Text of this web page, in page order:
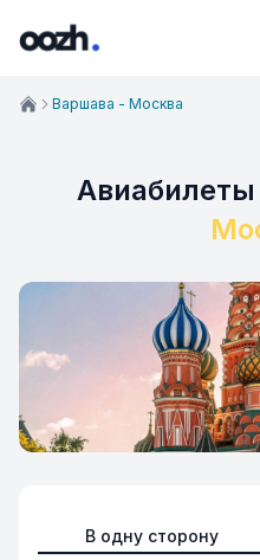
Авиабилеты
В одну сторону
Варшава - Москва